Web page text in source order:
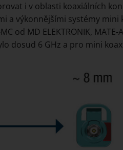
i v oblasti koaxiálních
a výkonnějšími systémy
od MD ELEKTRONIK,
dosud 6 GHz a pro mini